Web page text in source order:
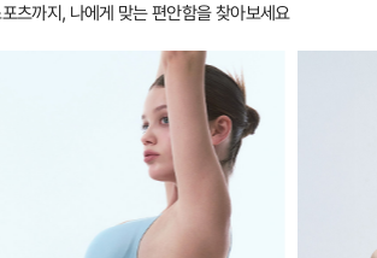
츠까지, 나에게 맞는 편안함을 찾아보세요